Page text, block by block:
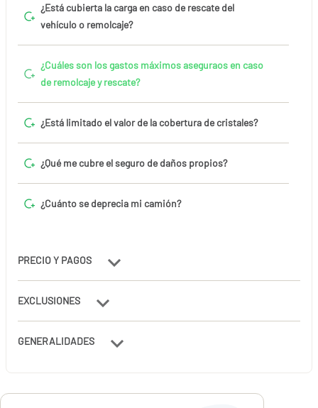
¿Está cubierta la carga en caso de rescate del
vehículo o remolcaje?
¿Cuáles son los gastos máximos aseguraos en caso
de remolcaje y rescate?
¿Está limitado el valor de la cobertura de cristales?
¿Qué me cubre el seguro de daños propios?
¿Cuánto se deprecia mi camión?
PRECIO Y PAGOS
EXCLUSIONES
GENERALIDADES